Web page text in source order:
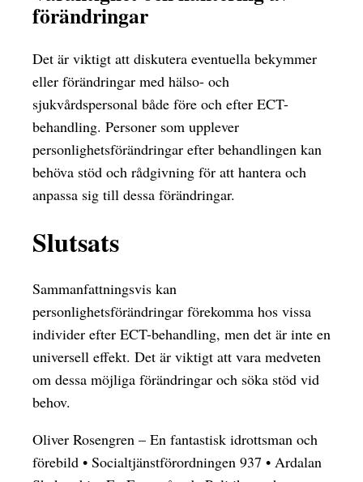
förändringar
Det är viktigt att diskutera eventuella bekymmer
eller förändringar med hälso- och
sjukvårdspersonal både före och efter ECT-
behandling. Personer som upplever
personlighetsförändringar efter behandlingen kan
behöva stöd och rådgivning för att hantera och
anpassa sig till dessa förändringar.
Slutsats
Sammanfattningsvis kan
personlighetsförändringar förekomma hos vissa
individer efter ECT-behandling, men det är inte en
universell effekt. Det är viktigt att vara medveten
om dessa möjliga förändringar och söka stöd vid
behov.
Oliver Rosengren – En fantastisk idrottsman och
förebild • Socialtjänstförordningen 937 • Ardalan